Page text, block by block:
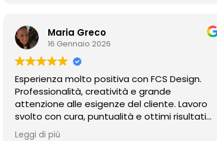
estrema puntualità ci siamo risentiti nei primi
giorni di Gennaio e senza alcuna ulteriore
spesa, ci è stato consegnato un orologio
nuovo di zecca arrivato in soli 3 giorni.
Vale cinque stelle perché ci sono solo
queste, ma se ce ne fossero dieci, ne avrei
messe dieci.
Super consigliato!
Maria Greco
16 Gennaio 2026
Esperienza molto positiva con FCS Design.
Professionalità, creatività e grande
attenzione alle esigenze del cliente. Lavoro
svolto con cura, puntualità e ottimi risultati
finali. Consigliatissimi!
Leggi di più